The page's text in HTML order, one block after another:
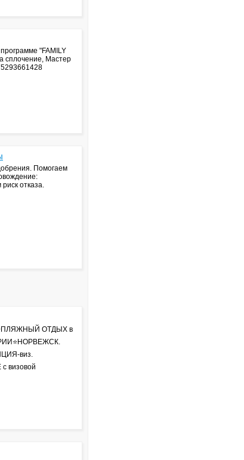
"FAMILY
сплочение, Мастер
Помогаем
отказа.
ОТДЫХ в
виз.
визовой